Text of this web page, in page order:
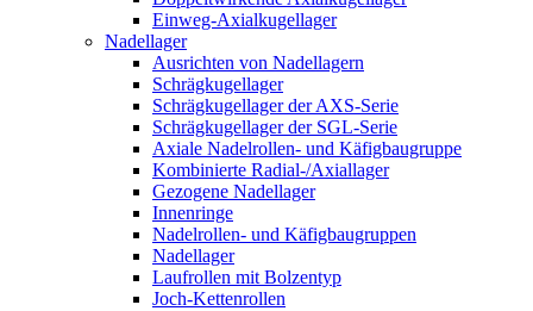
Einweg-Axialkugellager
Nadellager
Ausrichten von Nadellagern
Schrägkugellager
Schrägkugellager der AXS-Serie
Schrägkugellager der SGL-Serie
Axiale Nadelrollen- und Käfigbaugruppe
Kombinierte Radial-/Axiallager
Gezogene Nadellager
Innenringe
Nadelrollen- und Käfigbaugruppen
Nadellager
Laufrollen mit Bolzentyp
Joch-Kettenrollen